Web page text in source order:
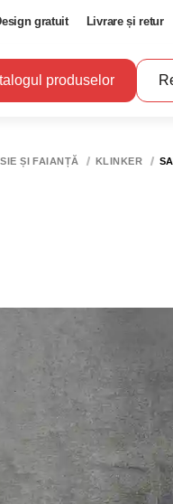
gratuit Livrare și retur
produselor
ȘI FAIANȚĂ KLINKER